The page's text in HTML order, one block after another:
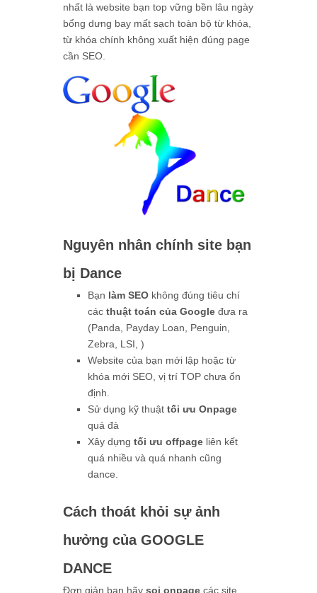
nhất là website bạn top vững bền lâu ngày
bổng dưng bay mất sạch toàn bộ từ khóa,
từ khóa chính không xuất hiện đúng page
cần SEO.
Nguyên nhân chính site bạn
bị Dance
Bạn làm SEO không đúng tiêu chí
các thuật toán của Google đưa ra
(Panda, Payday Loan, Penguin,
Zebra, LSI, )
Website của bạn mới lập hoặc từ
khóa mới SEO, vị trí TOP chưa ổn
định.
Sử dụng kỹ thuật tối ưu Onpage
quá đà
Xây dựng tối ưu offpage liên kết
quá nhiều và quá nhanh cũng
dance.
Cách thoát khỏi sự ảnh
hưởng của GOOGLE
DANCE
Đơn giản bạn hãy soi onpage các site